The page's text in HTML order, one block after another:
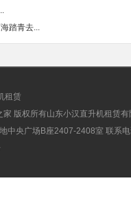
踏青去...
租赁
家 版权所有山东小汉直升机租赁有
中央广场B座2407-2408室 联系